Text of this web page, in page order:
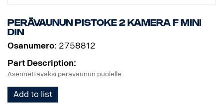
Perävaunun pistoke 2 kamera F MINI
DIN
Osanumero: 2758812
Part Description:
Asennettavaksi perävaunun puolelle.
Add to list